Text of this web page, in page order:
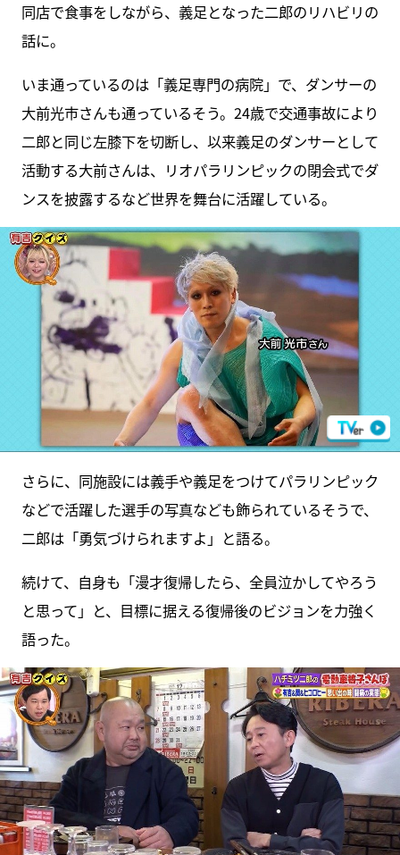
同店で食事をしながら、義足となった二郎のリハビリの
話に。
いま通っているのは「義足専門の病院」で、ダンサーの
大前光市さんも通っているそう。24歳で交通事故により
二郎と同じ左膝下を切断し、以来義足のダンサーとして
活動する大前さんは、リオパラリンピックの閉会式でダ
ンスを披露するなど世界を舞台に活躍している。
さらに、同施設には義手や義足をつけてパラリンピック
などで活躍した選手の写真なども飾られているそうで、
二郎は「勇気づけられますよ」と語る。
続けて、自身も「漫才復帰したら、全員泣かしてやろう
と思って」と、目標に据える復帰後のビジョンを力強く
語った。